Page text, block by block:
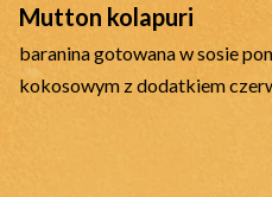
Mutton kolapuri
baranina gotowana w sosie
kokosowym z dodatkiem